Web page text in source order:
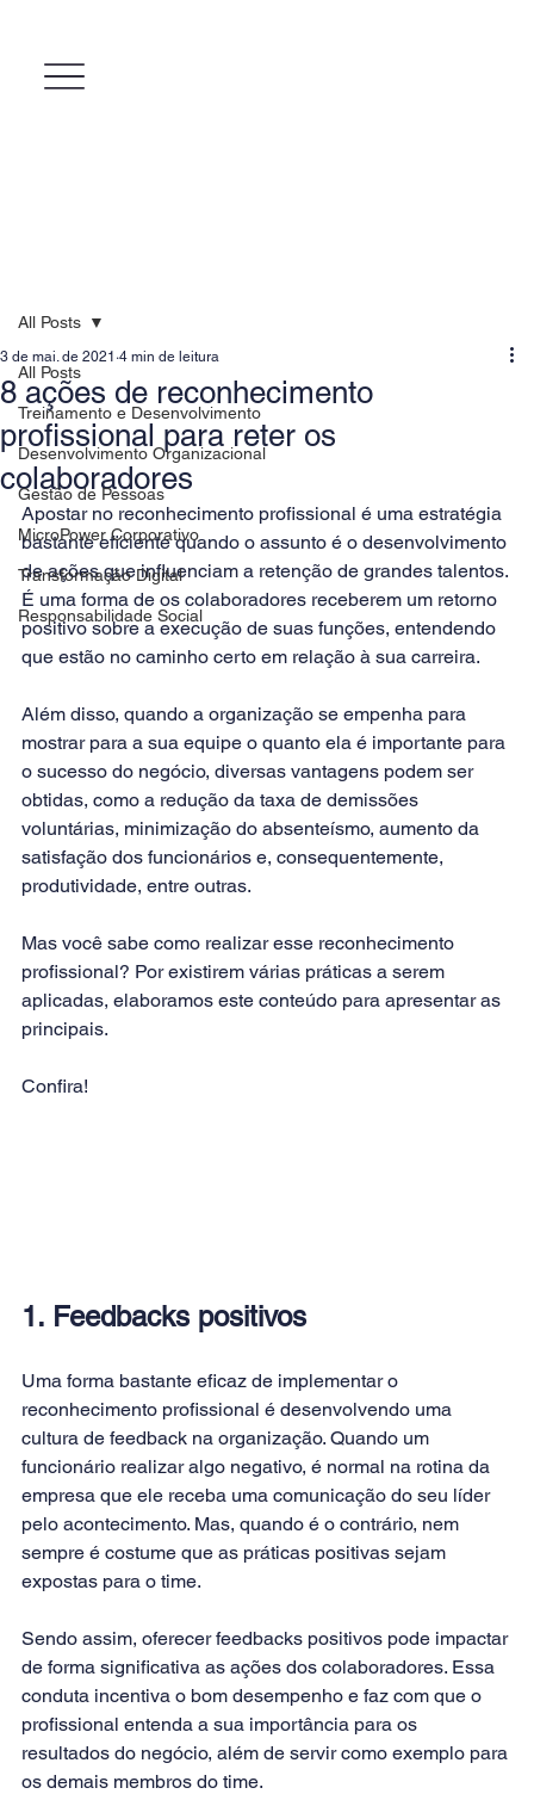
All Posts
Treinamento e Desenvolvimento
Desenvolvimento Organizacional
Gestão de Pessoas
MicroPower Corporativo
Transformação Digital
Responsabilidade Social
All Posts
8 ações de reconhecimento
profissional para reter os
colaboradores
3 de mai. de 2021 4 min de leitura
Apostar no reconhecimento profissional é uma estratégia
bastante eficiente quando o assunto é o desenvolvimento
de ações que influenciam a retenção de grandes talentos.
É uma forma de os colaboradores receberem um retorno
positivo sobre a execução de suas funções, entendendo
que estão no caminho certo em relação à sua carreira.
Além disso, quando a organização se empenha para
mostrar para a sua equipe o quanto ela é importante para
o sucesso do negócio, diversas vantagens podem ser
obtidas, como a redução da taxa de demissões
voluntárias, minimização do absenteísmo, aumento da
satisfação dos funcionários e, consequentemente,
produtividade, entre outras.
Mas você sabe como realizar esse reconhecimento
profissional? Por existirem várias práticas a serem
aplicadas, elaboramos este conteúdo para apresentar as
principais.
Confira!
1. Feedbacks positivos
Uma forma bastante eficaz de implementar o
reconhecimento profissional é desenvolvendo uma
cultura de feedback na organização. Quando um
funcionário realizar algo negativo, é normal na rotina da
empresa que ele receba uma comunicação do seu líder
pelo acontecimento. Mas, quando é o contrário, nem
sempre é costume que as práticas positivas sejam
expostas para o time.
Sendo assim, oferecer feedbacks positivos pode impactar
de forma significativa as ações dos colaboradores. Essa
conduta incentiva o bom desempenho e faz com que o
profissional entenda a sua importância para os
resultados do negócio, além de servir como exemplo para
os demais membros do time.